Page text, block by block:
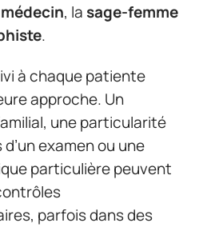
médecin, la sage-femme
.
à chaque patiente
approche. Un
une particularité
examen ou une
particulière peuvent
parfois dans des